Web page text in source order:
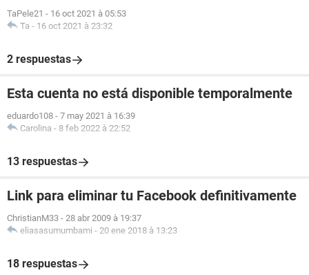
TaPele21 - 16 oct 2021 à 05:53
Ta - 16 oct 2021 à 23:32
2 respuestas
Esta cuenta no está disponible temporalmente
eduardo108 - 7 may 2021 à 16:39
Carolina - 8 feb 2022 à 22:52
13 respuestas
Link para eliminar tu Facebook definitivamente
ChristianM33 - 28 abr 2009 à 19:37
eliasasumumbami - 20 ene 2018 à 13:23
18 respuestas